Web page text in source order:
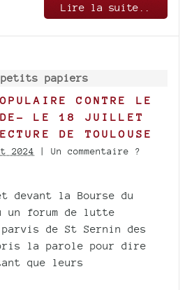
Lire la suite..
petits papiers
CONTRE LE
LE 18 JUILLET
DE TOULOUSE
2024 | Un commentaire ?
devant la Bourse du
forum de lutte
de St Sernin des
la parole pour dire
que leurs